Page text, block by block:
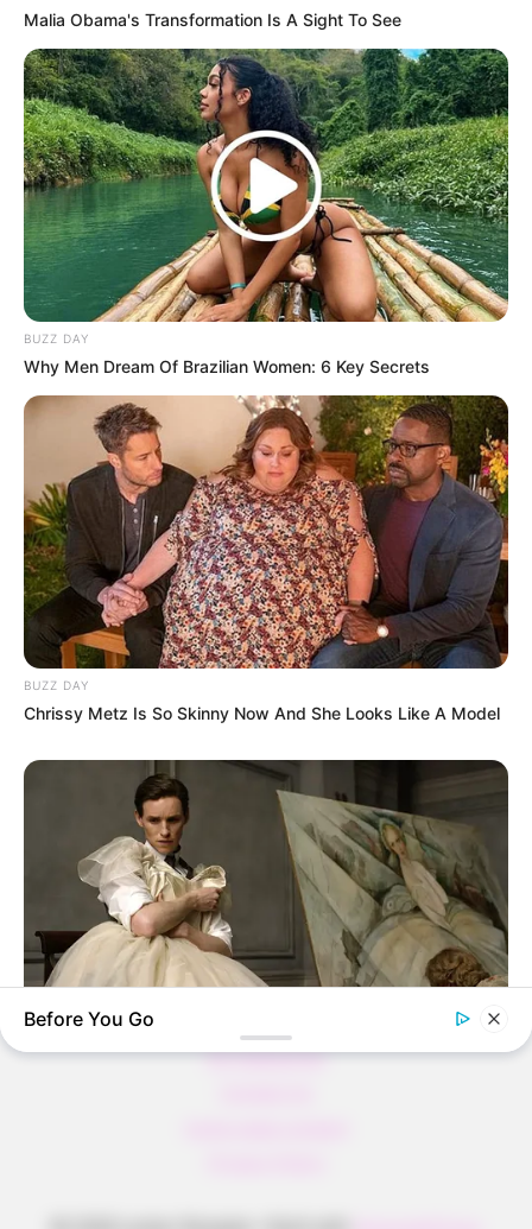
Categories
All
Omas uraltes Gulasch Rezept
Schaschlik mit Nudeln
Search
Rezepte
Thunfischsalat mit Ei & Joghurt – leicht, cremig
und voller Protein!
Verführerisch lecker: Quark-Vanille-
DEI BESTEN HAUSGEMACHTEN EISBEIN
VARIATIONEN
DIE BESTEN SALAT DRESSINGS
die besten hausgemachten BBQ sauce
variationen
All Categories
Malia Obama's Transformation Is A Sight To See
BUZZ DAY
Why Men Dream Of Brazilian Women: 6 Key Secrets
BUZZ DAY
Chrissy Metz Is So Skinny Now And She Looks Like A Model
Before You Go